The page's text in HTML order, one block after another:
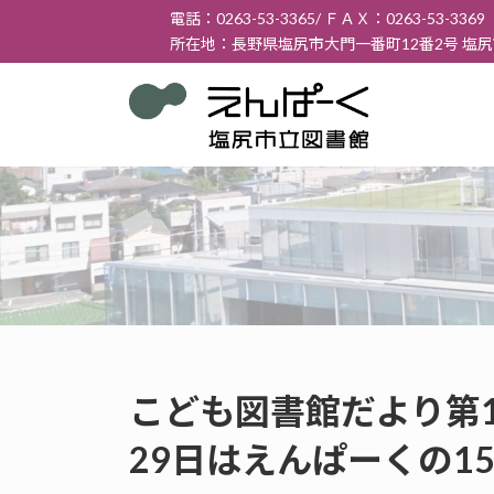
テ
ス
キ
ッ
ゲ
ン
に
移
電話：0263-53-3365/ ＦＡＸ：0263-53-3369
所在地：長野県塩尻市大門一番町12番2号 塩
こども図書館だより
29日はえんぱーくの